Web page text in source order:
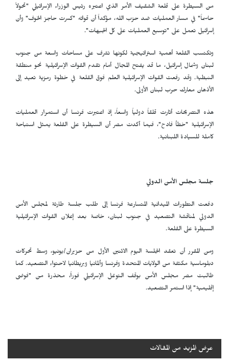
من السيطرة على قلعة الشقيف الأمر الذي اعتبره رئيس الوزراء الإسرائيلي "تحولاً
حاسماً" في مسار العمليات ضد حزب الله، مؤكداً أن قواته "كسرت حاجز الخوف" وأن
إسرائيل تعمل على "توسيع العمليات على كل الجبهات".
وتكتسب القلعة أهمية استراتيجية لكونها تشرف على مساحات واسعة من جنوب
لبنان وشمال إسرائيل، ما قد يفتح المجال أمام تقدم القوات الإسرائيلية نحو منطقة
النبطية. وقد رفعت القوات الإسرائيلية العلم فوق القلعة في خطوة رمزية تعيد إلى
الأذهان معارك حرب لبنان الأولى.
هذه التصريحات أثارت قلقاً دولياً واسعاً، إذ اعتبرت فرنسا أن استمرار العمليات
الإسرائيلية "خطأ فادح"، فيما أكدت مصر أن السيطرة على القلعة يمثل استباحة
كاملة للسيادة اللبنانية.
جلسة مجلس الأمن الدولي
دفعت التطورات الميدانية المتسارعة فرنسا إلى طلب جلسة طارئة لمجلس الأمن
الدولي لمناقشة التصعيد في جنوب لبنان، خاصة بعد إعلان القوات الإسرائيلية
السيطرة على القلعة.
ومن المقرر أن تعقد الجلسة اليوم الاثنين الأول من حزيران/يونيو، وسط تحركات
دبلوماسية مكثفة من الولايات المتحدة وفرنسا وألمانيا وبريطانيا لاحتواء التصعيد. كما
طالبت مصر مجلس الأمن بوقف التوغل الإسرائيلي فوراً، محذرة من "فوضى
إقليمية" إذا استمر التصعيد.
عرض المزيد من المقالات